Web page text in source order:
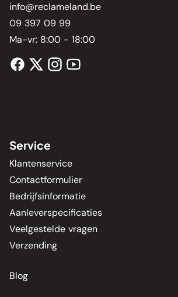
info@reclameland.be
09 397 09 99
Ma-vr: 8:00 - 18:00
Service
Klantenservice
Contactformulier
Bedrijfsinformatie
Aanleverspecificaties
Veelgestelde vragen
Verzending
Blog